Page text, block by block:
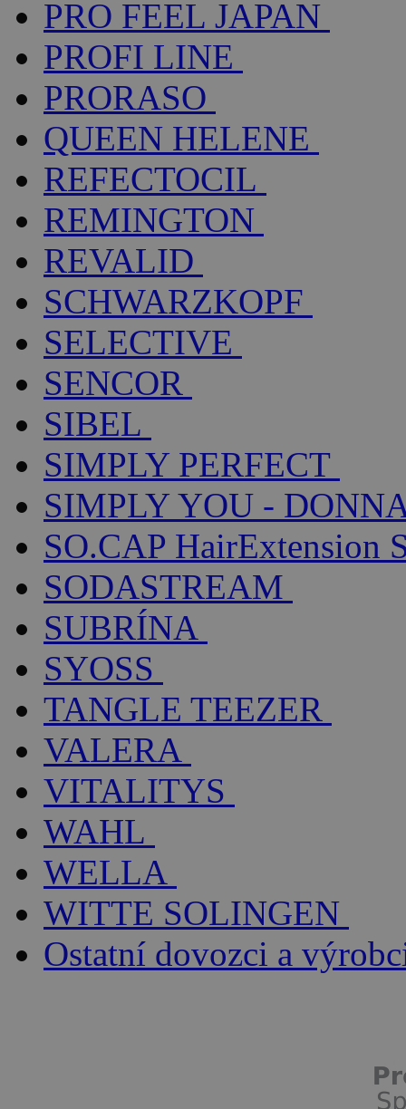
PRO FEEL JAPAN
PROFI LINE
PRORASO
QUEEN HELENE
REFECTOCIL
REMINGTON
REVALID
SCHWARZKOPF
SELECTIVE
SENCOR
SIBEL
SIMPLY PERFECT
SIMPLY YOU -
SO.CAP HairExtension
SODASTREAM
SUBRÍNA
SYOSS
TANGLE TEEZER
VALERA
VITALITYS
WAHL
WELLA
WITTE SOLINGEN
Ostatní dovozci a